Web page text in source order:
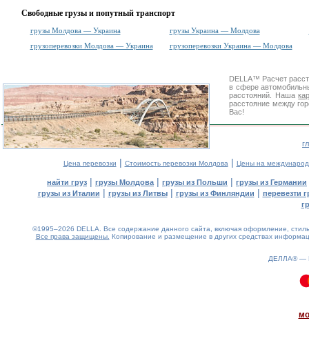
Свободные грузы и попутный транспорт
грузы Молдова — Украина грузы Украина — Молдова
грузоперевозки Молдова — Украина
грузоперевозки Украина — Молдова
DELLA™ Расчет
в сфере
расстояний. Наша
расстояние между
Вас!
Цена перевозки | Стоимость перевозки Молдова | Цены на
найти груз | грузы Молдова | грузы из Польши | грузы из Германии
грузы из Италии | грузы из Литвы| грузы из Финляндии | перевезти
©1995–2026 DELLA. Все содержание данного сайта, включая оформление,
Все права защищены. Копирование и размещение в других средствах
ДЕЛЛА® —